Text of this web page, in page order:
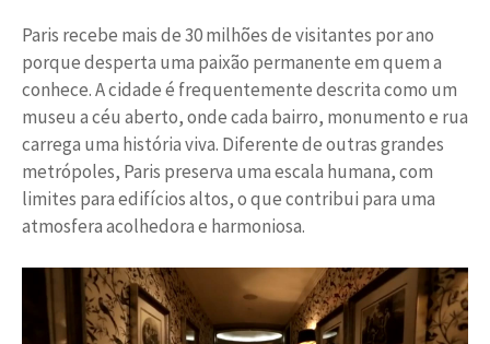
Paris recebe mais de 30 milhões de visitantes por ano
porque desperta uma paixão permanente em quem a
conhece. A cidade é frequentemente descrita como um
museu a céu aberto, onde cada bairro, monumento e rua
carrega uma história viva. Diferente de outras grandes
metrópoles, Paris preserva uma escala humana, com
limites para edifícios altos, o que contribui para uma
atmosfera acolhedora e harmoniosa.